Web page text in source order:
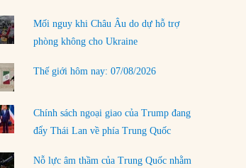
02/08/2026
Làm thế nào để kết thúc Chiến tranh Iran?
01/08/2026
Chiến lược kế tiếp của Bắc Kinh ở Biển Đông
31/07/2026
LOAD MORE
Mối nguy khi Châu Âu do dự hỗ trợ
phòng không cho Ukraine
Thế giới hôm nay: 07/08/2026
Chính sách ngoại giao của Trump đang
đẩy Thái Lan về phía Trung Quốc
Nỗ lực âm thầm của Trung Quốc nhằm